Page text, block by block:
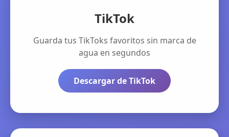
TikTok
Guarda tus TikToks favoritos sin marca de
agua en segundos
Descargar de TikTok